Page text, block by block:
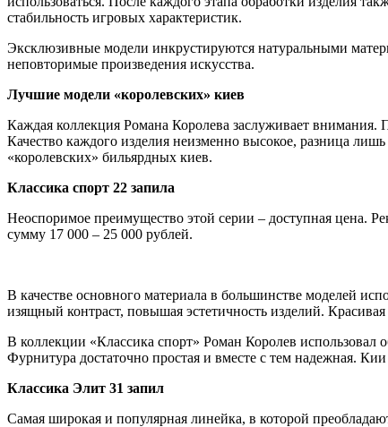
стабильность игровых характеристик.
Эксклюзивные модели инкрустируются натуральными
неповторимые произведения искусства.
Лучшие модели «королевских» киев
Каждая коллекция Романа Королева заслуживает
Качество каждого изделия неизменно высокое, разница
«королевских» бильярдных киев.
Классика спорт 22 запила
Неоспоримое преимущество этой серии – доступная цена.
сумму 17 000 – 25 000 рублей.
В качестве основного материала в большинстве моделей
изящный контраст, повышая эстетичность изделий.
В коллекции «Классика спорт» Роман Королев использовал
Фурнитура достаточно простая и вместе с тем надежная.
Классика Элит 31 запил
Самая широкая и популярная линейка, в которой